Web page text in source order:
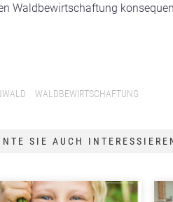
Waldbewirtschaftung
WALDBEWIRTSCHAFTUNG
SIE AUCH